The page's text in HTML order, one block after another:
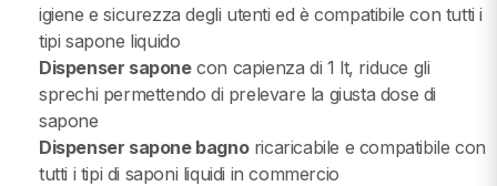
igiene e sicurezza degli utenti ed è compatibile con tutti i
tipi sapone liquido
Dispenser saponecon capienza di 1 lt, riduce gli
sprechi permettendo di prelevare la giusta dose di
sapone
Dispenser sapone bagnoricaricabile e compatibile con
tutti i tipi di saponi liquidi in commercio